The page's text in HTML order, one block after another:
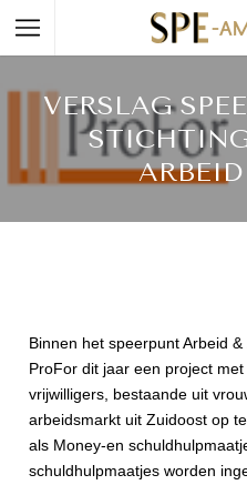
VERSLAG
Binnen het speerpunt Arbeid
ProFor dit jaar een project
vrijwilligers, bestaande uit
arbeidsmarkt uit Zuidoost op
als Money-en
schuldhulpmaatjes worden